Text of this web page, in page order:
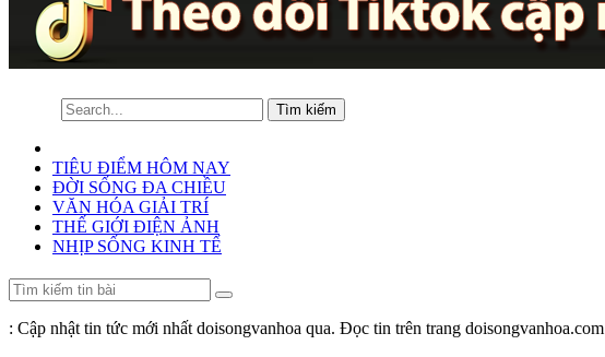
TIÊU ĐIỂM HÔM NAY
ĐỜI SỐNG ĐA CHIỀU
VĂN HÓA GIẢI TRÍ
THẾ GIỚI ĐIỆN ẢNH
NHỊP SỐNG KINH TẾ
: Cập nhật tin tức mới nhất doisongvanhoa qua. Đọc tin trên trang doisongvanhoa.com